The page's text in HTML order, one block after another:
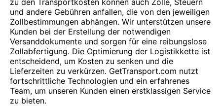
zu den Transportkosten können auch Zölle, Steuern
und andere Gebühren anfallen, die von den jeweiligen
Zollbestimmungen abhängen. Wir unterstützen unsere
Kunden bei der Erstellung der notwendigen
Versanddokumente und sorgen für eine reibungslose
Zollabfertigung. Die Optimierung der Logistikkette ist
entscheidend, um Kosten zu senken und die
Lieferzeiten zu verkürzen. GetTransport.com nutzt
fortschrittliche Technologien und ein erfahrenes
Team, um unseren Kunden einen erstklassigen Service
zu bieten.